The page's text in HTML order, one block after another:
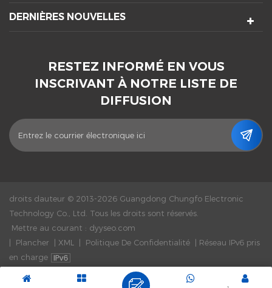
DERNIÈRES NOUVELLES
RESTEZ INFORMÉ EN VOUS
INSCRIVANT À NOTRE LISTE DE
DIFFUSION
droits dauteur © 2013-2026 Guangdong Chungfo Electronic
Technology Co., Ltd. Tous les droits sont réservés.
Mettre au courant : dyyseo.com
|
Plancher | XML | Politique De Confidentialité | Réseau IPv6 pris
en charge